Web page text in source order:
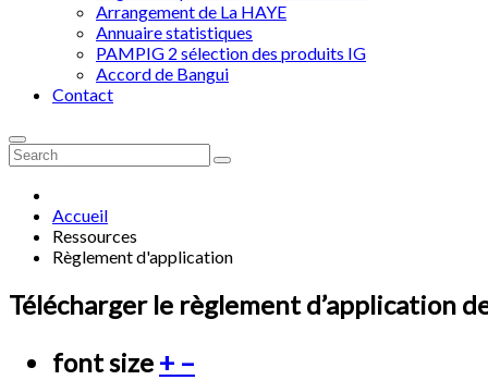
Arrangement de La HAYE
Annuaire statistiques
PAMPIG 2 sélection des produits IG
Accord de Bangui
Contact
Accueil
Ressources
Règlement d'application
Télécharger le règlement d’application
font size + –